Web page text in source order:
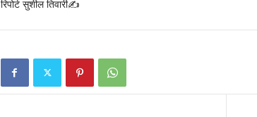
रिपोर्ट सुशील तिवारी✍️